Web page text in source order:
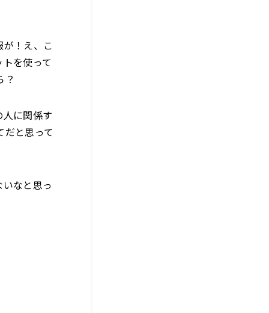
！え、こ
を使って
？
に関係す
と思って
なと思っ